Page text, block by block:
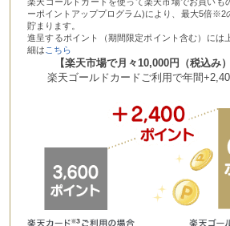
ーポイントアッププログラム)により、最大5倍※2
貯まります。
進呈するポイント（期間限定ポイント含む）には
細は こちら
【楽天市場で月々10,000円（税込み
楽天ゴールドカードご利用で年間